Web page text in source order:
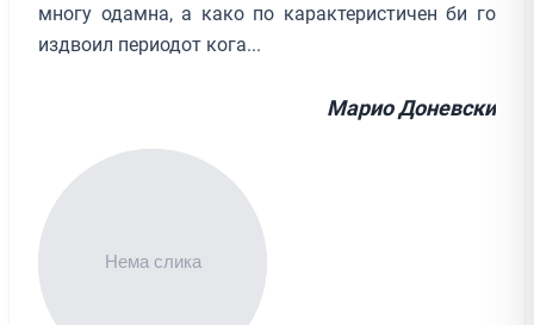
многу одамна, а како по карактеристичен би го
издвоил периодот кога...
Mарио Доневски